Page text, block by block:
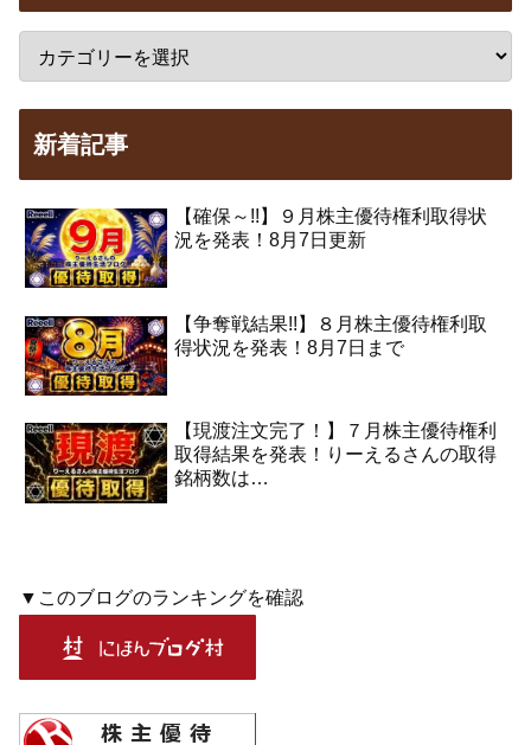
新着記事
【確保～!!】９月株主優待権利取得状
況を発表！8月7日更新
【争奪戦結果!!】８月株主優待権利取
得状況を発表！8月7日まで
【現渡注文完了！】７月株主優待権利
取得結果を発表！りーえるさんの取得
銘柄数は…
▼このブログのランキングを確認